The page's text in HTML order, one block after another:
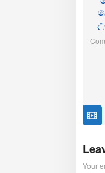
Your